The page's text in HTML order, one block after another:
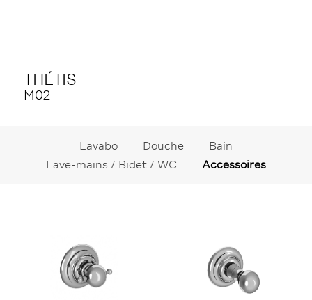
THÉTIS
M02
Lavabo Douche
Bain
Lave-mains / Bidet / WC
Accessoires